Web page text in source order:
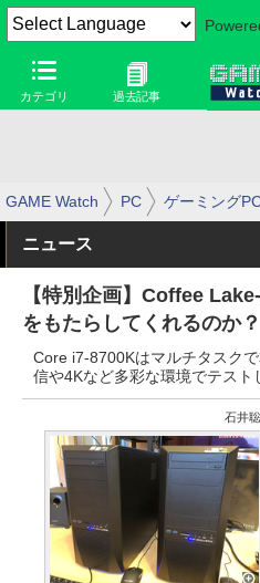
カテゴリ 過去記事
GAME Watch PC ゲーミング
ニュース
【特別企画】Coffee
をもたらしてくれるのか？
Core i7-8700Kはマルチタスク
信や4Kなど多彩な環境でテスト
石井